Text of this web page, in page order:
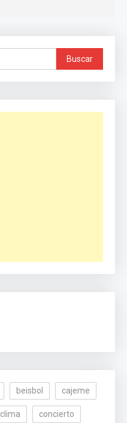
Buscar:
beisbol cajeme
clima concierto